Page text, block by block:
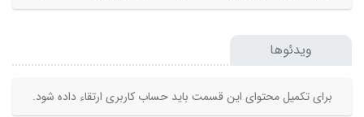
ویدئوها
برای تکمیل محتوای این قسمت باید حساب کاربری ارتقاء داده شود.